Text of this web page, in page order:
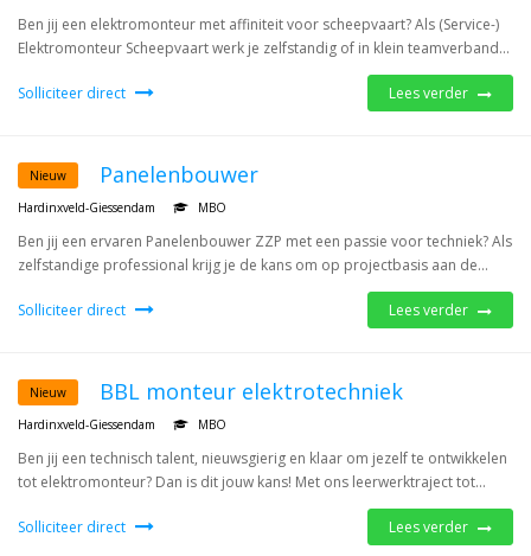
Ben jij een elektromonteur met affiniteit voor scheepvaart? Als (Service-)
Elektromonteur Scheepvaart werk je zelfstandig of in klein teamverband...
Solliciteer direct Lees verder
Nieuw Panelenbouwer
Hardinxveld-Giessendam MBO
Ben jij een ervaren Panelenbouwer ZZP met een passie voor techniek? Als
zelfstandige professional krijg je de kans om op projectbasis aan de...
Solliciteer direct Lees verder
Nieuw BBL monteur elektrotechniek
Hardinxveld-Giessendam MBO
Ben jij een technisch talent, nieuwsgierig en klaar om jezelf te ontwikkelen
tot elektromonteur? Dan is dit jouw kans! Met ons leerwerktraject tot...
Solliciteer direct Lees verder